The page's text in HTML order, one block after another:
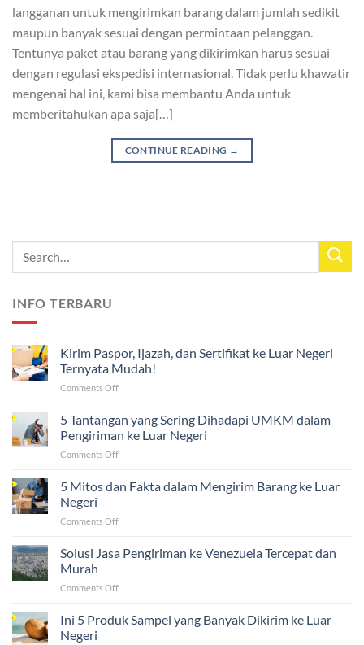
langganan untuk mengirimkan barang dalam jumlah sedikit
maupun banyak sesuai dengan permintaan pelanggan.
Tentunya paket atau barang yang dikirimkan harus sesuai
dengan regulasi ekspedisi internasional. Tidak perlu khawatir
mengenai hal ini, kami bisa membantu Anda untuk
memberitahukan apa saja[…]
CONTINUE READING →
INFO TERBARU
Kirim Paspor, Ijazah, dan Sertifikat ke Luar Negeri
Ternyata Mudah!
Comments Offon
Ijazah,
dan
Sertifikat
Luar
5 Tantangan yang Sering Dihadapi UMKM dalam
Pengiriman ke Luar Negeri
Comments Offon
Tantangan
Dihadapi
dalam
5 Mitos dan Fakta dalam Mengirim Barang ke Luar
Negeri
Comments Offon
Mitos
dalam
Barang
Solusi Jasa Pengiriman ke Venezuela Tercepat dan
Murah
Comments Offon
Jasa
Pengiriman
Ini 5 Produk Sampel yang Banyak Dikirim ke Luar
Negeri